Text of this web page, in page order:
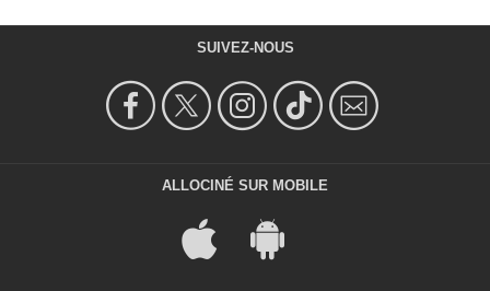
SUIVEZ-NOUS
ALLOCINÉ SUR MOBILE